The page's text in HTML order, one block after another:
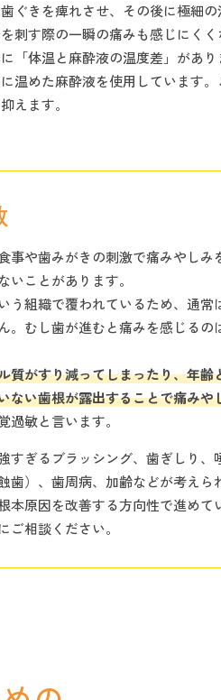
ぐきを痺れさせ、その後に極細
刺す際の一瞬の痛みも感じにくく
「体温と麻酔液の温度差」があ
温めた麻酔液を使用しています
えます。
事や歯みがきの刺激で痛みやしみ
いことがあります。
う組織で覆われているため、通常
。むし歯が進むと痛みを感じるの
質がすり減ってしまったり、年齢
ない歯根が露出することで痛みや
敏と言います。
すぎるブラッシング、歯ぎしり、
歯）、歯周病、加齢などが考えら
原因を改善する方向性で進めて
相談ください。